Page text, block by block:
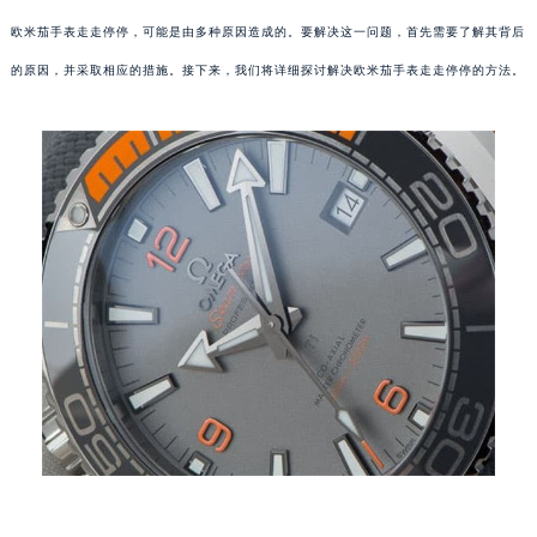
欧米茄手表走走停停，可能是由多种原因造成的。要解决这一问题，首先需要了解其背后
的原因，并采取相应的措施。接下来，我们将详细探讨解决欧米茄手表走走停停的方法。